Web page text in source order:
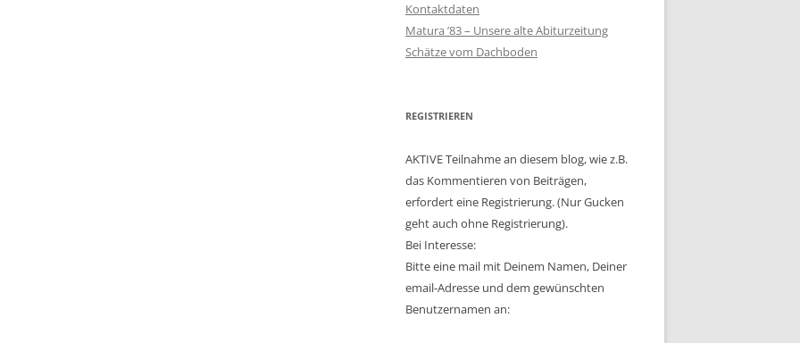
Kontaktdaten
Matura ’83 – Unsere alte Abiturzeitung
Schätze vom Dachboden
REGISTRIEREN
AKTIVE Teilnahme an diesem blog, wie z.B.
das Kommentieren von Beiträgen,
erfordert eine Registrierung. (Nur Gucken
geht auch ohne Registrierung).
Bei Interesse:
Bitte eine mail mit Deinem Namen, Deiner
email-Adresse und dem gewünschten
Benutzernamen an: